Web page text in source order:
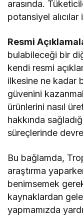
arasında.
potansiyel
Resmi
bulabileceği bir
kendi resmi
ilkesine ne kadar
güvenini
ürünlerini nasıl
hakkında
süreçlerinde
Bu bağlamda,
araştırma
benimsemek
kaynaklardan
yapmamızda